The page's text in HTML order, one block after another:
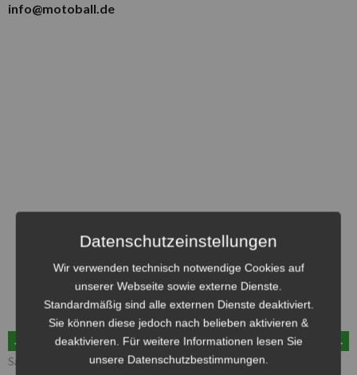
info@motoball.de
ARTIKEL-
←
Heimsieg beim Play Off –
Saisonende
Frohes Neues Jahr 2023 →
Datenschutzeinstellungen
Wir verwenden technisch notwendige Cookies auf
unserer Webseite sowie externe Dienste.
Standardmäßig sind alle externen Dienste deaktiviert.
Sie können diese jedoch nach belieben aktivieren &
deaktivieren. Für weitere Informationen lesen Sie
unsere Datenschutzbestimmungen.